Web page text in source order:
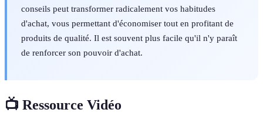
conseils peut transformer radicalement vos habitudes
d'achat, vous permettant d'économiser tout en profitant de
produits de qualité. Il est souvent plus facile qu'il n'y paraît
de renforcer son pouvoir d'achat.
📺 Ressource Vidéo